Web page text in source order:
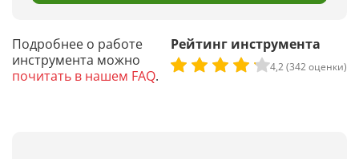
Подробнее о работе
инструмента можно
почитать в нашем FAQ.
Рейтинг инструмента
4,2 (342 оценки)